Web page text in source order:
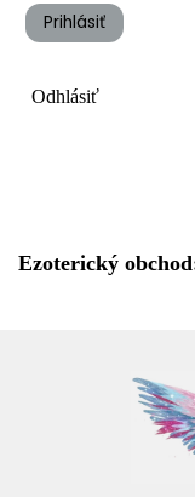
Prihlásiť
Odhlásiť
Ezoterický